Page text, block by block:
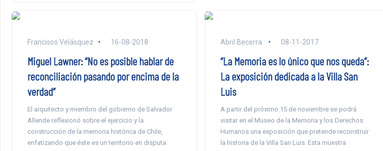
Francisco Velásquez 16-08-2018
Miguel Lawner: “No es posible hablar de
reconciliación pasando por encima de la
verdad”
El arquitecto y miembro del gobierno de Salvador
Allende reflexionó sobre el ejercicio y la
construcción de la memoria histórica de Chile,
enfatizando que éste es un territorio en disputa
Abril Becerra 08-11-2017
“La Memoria es lo único que nos queda”:
La exposición dedicada a la Villa San
Luis
A partir del próximo 15 de noviembre se podrá
visitar en el Museo de la Memoria y los Derechos
Humanos una exposición que pretende reconstruir
la historia de la Villa San Luis. Esta muestra